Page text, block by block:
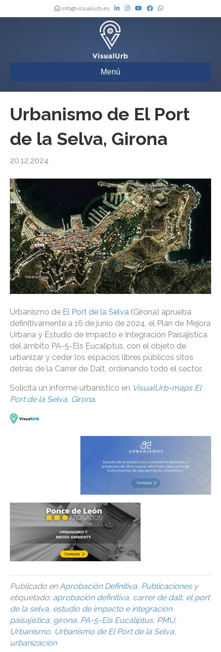
info@visualurb.es
Menú
Urbanismo de El Port
de la Selva, Girona
20.12.2024
Urbanismo de El Port de la Selva (Girona) aprueba
definitivamente a 16 de junio de 2024, el Plan de Mejora
Urbana y Estudio de Impacto e Integración Paisajística
del ámbito PA-5-Els Eucaliptus, con el objeto de
urbanizar y ceder los espacios libres públicos sitos
detrás de la Carrer de Dalt, ordenando todo el sector.
Solicita un informe urbanístico en VisualUrb-maps El
Port de la Selva, Girona.
Publicado en Aprobación Definitiva, Publicacionesy
etiquetado: aprobación definitiva, carrer de dalt, el port
de la selva, estudio de impacto e integración
paisajística, girona, PA-5-Els Eucaliptus, PMU,
Urbanismo, Urbanismo de El Port de la Selva,
urbanización